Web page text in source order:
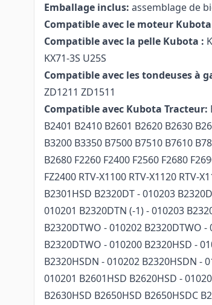
Emballage inclus: assemblage de
Compatible avec le moteur
Compatible avec la pelle Kubota :
KX71-3S U25S
Compatible avec les tondeuses à
ZD1211 ZD1511
Compatible avec Kubota Tracteur:
B2401 B2410 B2601 B2620 B2630
B3200 B3350 B7500 B7510 B7610
B2680 F2260 F2400 F2560 F2680
FZ2400 RTV-X1100 RTV-X1120 RTV-
B2301HSD B2320DT - 010203
010201 B2320DTN (-1) - 010203
B2320DTWO - 010202 B2320DTWO
B2320DTWO - 010200 B2320HSD -
B2320HSDN - 010202 B2320HSDN -
010201 B2601HSD B2620HSD -
B2630HSD B2650HSD B2650HSDC